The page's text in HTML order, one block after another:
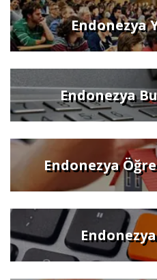
Endonezya
Endonezya
Endonezya